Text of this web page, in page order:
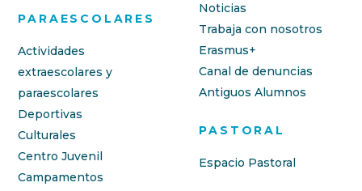
PARAESCOLARES
Actividades
extraescolares y
paraescolares
Deportivas
Culturales
Centro Juvenil
Campamentos
Noticias
Trabaja con nosotros
Erasmus+
Canal de denuncias
Antiguos Alumnos
PASTORAL
Espacio Pastoral